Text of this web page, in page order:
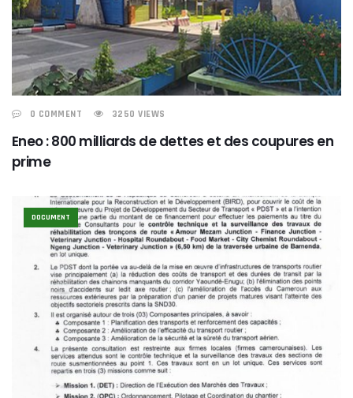
0 COMMENT 3250 VIEWS
Eneo : 800 milliards de dettes et des coupures en
prime
DOCUMENT